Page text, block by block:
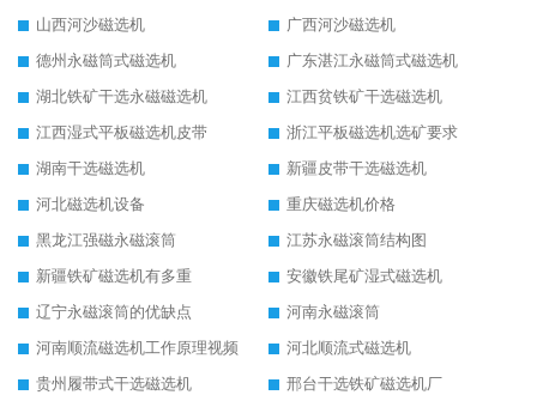
山西河沙磁选机
广西河沙磁选机
德州永磁筒式磁选机
广东湛江永磁筒式磁选机
湖北铁矿干选永磁磁选机
江西贫铁矿干选磁选机
江西湿式平板磁选机皮带
浙江平板磁选机选矿要求
湖南干选磁选机
新疆皮带干选磁选机
河北磁选机设备
重庆磁选机价格
黑龙江强磁永磁滚筒
江苏永磁滚筒结构图
新疆铁矿磁选机有多重
安徽铁尾矿湿式磁选机
辽宁永磁滚筒的优缺点
河南永磁滚筒
河南顺流磁选机工作原理视频
河北顺流式磁选机
贵州履带式干选磁选机
邢台干选铁矿磁选机厂